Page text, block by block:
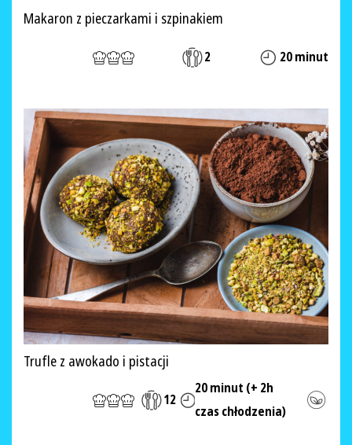
Makaron z pieczarkami i szpinakiem
2 20 minut
Trufle z awokado i pistacji
12
20 minut (+ 2h
czas chłodzenia)